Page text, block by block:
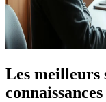
Les meilleurs
connaissances